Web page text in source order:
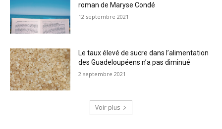
roman de Maryse Condé
12 septembre 2021
Le taux élevé de sucre dans l’alimentation
des Guadeloupéens n’a pas diminué
2 septembre 2021
Voir plus